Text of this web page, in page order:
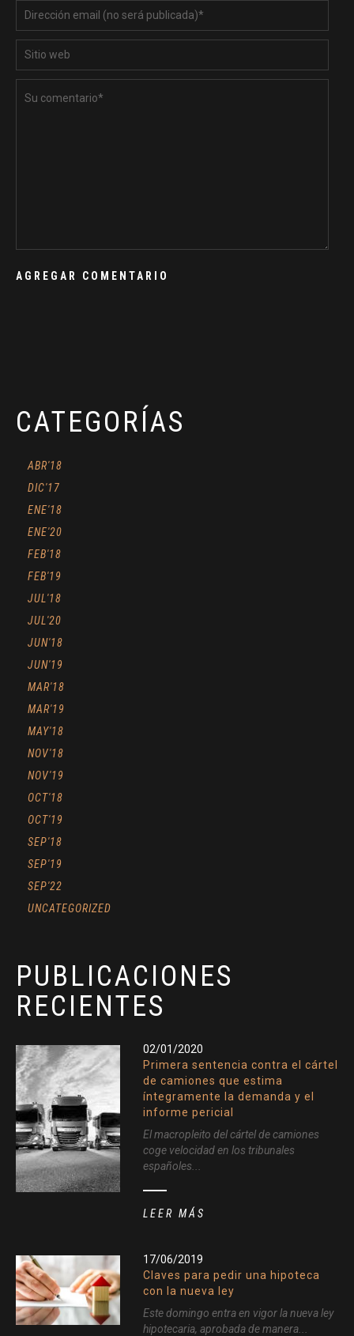
CATEGORÍAS
ABR'18
DIC'17
ENE'18
ENE'20
FEB'18
FEB'19
JUL'18
JUL'20
JUN'18
JUN'19
MAR'18
MAR'19
MAY'18
NOV'18
NOV'19
OCT'18
OCT'19
SEP'18
SEP'19
SEP'22
UNCATEGORIZED
PUBLICACIONES
RECIENTES
02/01/2020
Primera sentencia contra el cártel
de camiones que estima
íntegramente la demanda y el
informe pericial
El macropleito del cártel de camiones
coge velocidad en los tribunales
españoles...
LEER MÁS
17/06/2019
Claves para pedir una hipoteca
con la nueva ley
Este domingo entra en vigor la nueva ley
hipotecaria, aprobada de manera...